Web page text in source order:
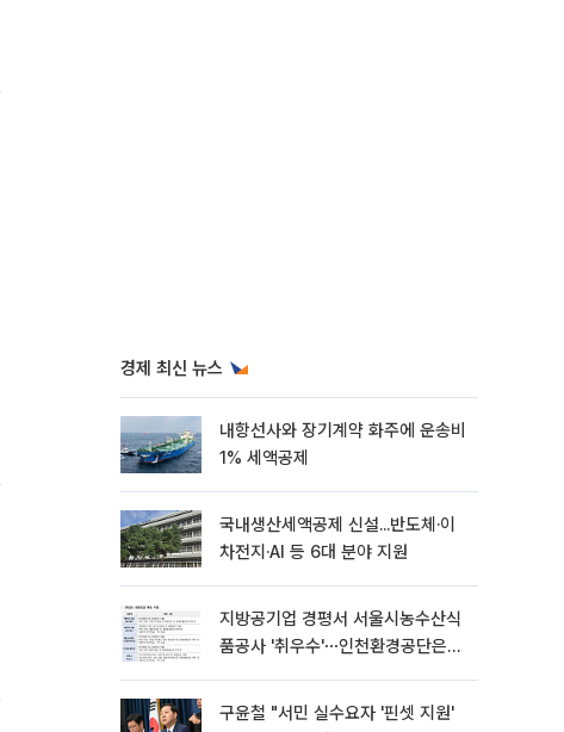
경제 최신 뉴스
내항선사와 장기계약 화주에 운송비
1% 세액공제
국내생산세액공제 신설...반도체·이
차전지·AI 등 6대 분야 지원
지방공기업 경평서 서울시농수산식
품공사 '취우수'⋯인천환경공단은
구윤철 "서민 실수요자 '핀셋 지원'